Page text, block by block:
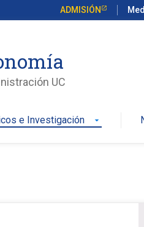
ADMISIÓN
UC
e Investigación arrow_drop_down